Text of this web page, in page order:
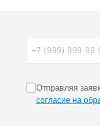
Отправляя
согласие на